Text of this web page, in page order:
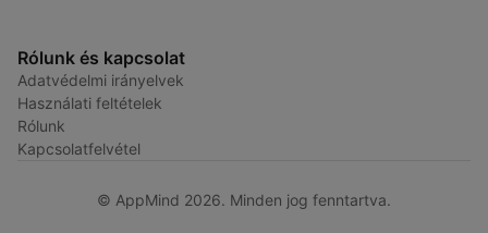
Rólunk és kapcsolat
Adatvédelmi irányelvek
Használati feltételek
Rólunk
Kapcsolatfelvétel
© AppMind 2026. Minden jog fenntartva.